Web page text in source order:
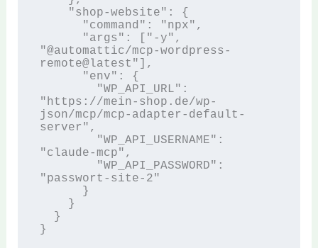
"@automattic/mcp-wordpress-
remote@latest"],
"https://mein-shop.de/wp-
json/mcp/mcp-adapter-default-
server",
"claude-mcp",
"passwort-site-2"